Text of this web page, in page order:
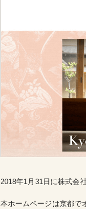
2018年1月31日に株式会
本ホームページは京都で